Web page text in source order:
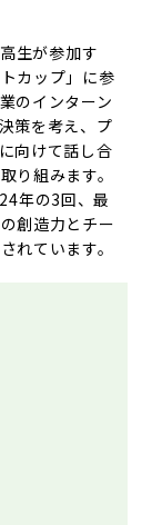
生が参加す
カップ」に参
のインターン
策を考え、プ
向けて話し合
り組みます。
年の3回、最
創造力とチー
れています。